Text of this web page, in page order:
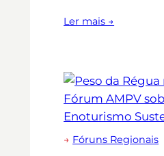
Ler mais →
→ Fóruns Regionais